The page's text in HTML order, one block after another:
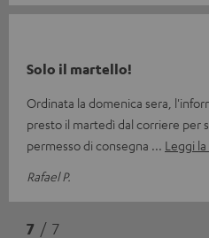
Solo il martello!
Ordinata la domenica sera,
presto il martedì dal corriere per
permesso di consegna
Leggi
Rafael P.
7 / 7